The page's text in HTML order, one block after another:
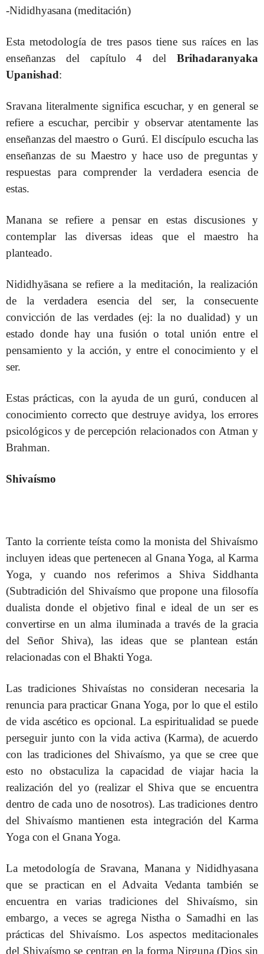
-Nididhyasana (meditación)
Esta metodología de tres pasos tiene sus raíces en las
enseñanzas del capítulo 4 del Brihadaranyaka
Upanishad:
Sravana literalmente significa escuchar, y en general se
refiere a escuchar, percibir y observar atentamente las
enseñanzas del maestro o Gurú. El discípulo escucha las
enseñanzas de su Maestro y hace uso de preguntas y
respuestas para comprender la verdadera esencia de
estas.
Manana se refiere a pensar en estas discusiones y
contemplar las diversas ideas que el maestro ha
planteado.
Nididhyāsana se refiere a la meditación, la realización
de la verdadera esencia del ser, la consecuente
convicción de las verdades (ej: la no dualidad) y un
estado donde hay una fusión o total unión entre el
pensamiento y la acción, y entre el conocimiento y el
ser.
Estas prácticas, con la ayuda de un gurú, conducen al
conocimiento correcto que destruye avidya, los errores
psicológicos y de percepción relacionados con Atman y
Brahman.
Shivaísmo
Tanto la corriente teísta como la monista del Shivaísmo
incluyen ideas que pertenecen al Gnana Yoga, al Karma
Yoga, y cuando nos referimos a Shiva Siddhanta
(Subtradición del Shivaísmo que propone una filosofía
dualista donde el objetivo final e ideal de un ser es
convertirse en un alma iluminada a través de la gracia
del Señor Shiva), las ideas que se plantean están
relacionadas con el Bhakti Yoga.
Las tradiciones Shivaístas no consideran necesaria la
renuncia para practicar Gnana Yoga, por lo que el estilo
de vida ascético es opcional. La espiritualidad se puede
perseguir junto con la vida activa (Karma), de acuerdo
con las tradiciones del Shivaísmo, ya que se cree que
esto no obstaculiza la capacidad de viajar hacia la
realización del yo (realizar el Shiva que se encuentra
dentro de cada uno de nosotros). Las tradiciones dentro
del Shivaísmo mantienen esta integración del Karma
Yoga con el Gnana Yoga.
La metodología de Sravana, Manana y Nididhyasana
que se practican en el Advaita Vedanta también se
encuentra en varias tradiciones del Shivaísmo, sin
embargo, a veces se agrega Nistha o Samadhi en las
prácticas del Shivaísmo. Los aspectos meditacionales
del Shivaísmo se centran en la forma Nirguna (Dios sin